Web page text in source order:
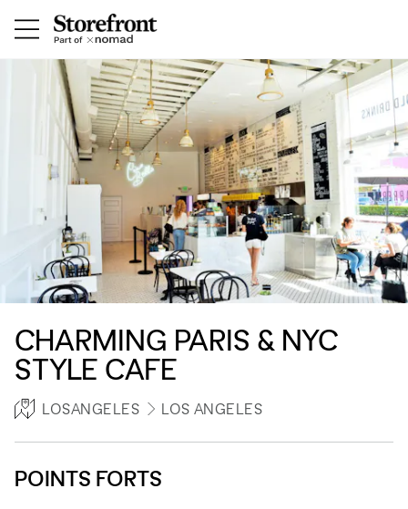
CHARMING PARIS & NYC
STYLE CAFE
LOSANGELES LOS ANGELES
POINTS FORTS